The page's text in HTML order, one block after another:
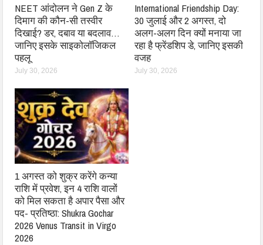
NEET आंदोलन ने Gen Z के
दिमाग की कौन-सी तस्वीर
दिखाई? डर, दबाव या बदलाव…
जानिए इसके साइकोलॉजिकल
पहलू
July 30, 2026
International Friendship Day:
30 जुलाई और 2 अगस्त, दो
अलग-अलग दिन क्यों मनाया जा
रहा है फ्रेंडशिप डे, जानिए इसकी
वजह
July 30, 2026
1 अगस्त को शुक्र करेंगे कन्या
राशि में प्रवेश, इन 4 राशि वालों
को मिल सकता है अपार पैसा और
पद- प्रतिष्ठा: Shukra Gochar
2026 Venus Transit in Virgo
2026